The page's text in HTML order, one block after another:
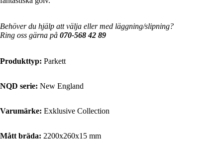
Behöver du hjälp att välja eller med läggning/slipning?
Ring oss gärna på 070-568 42 89
Produkttyp: Parkett
NQD serie: New England
Varumärke: Exklusive Collection
Mått bräda: 2200x260x15 mm